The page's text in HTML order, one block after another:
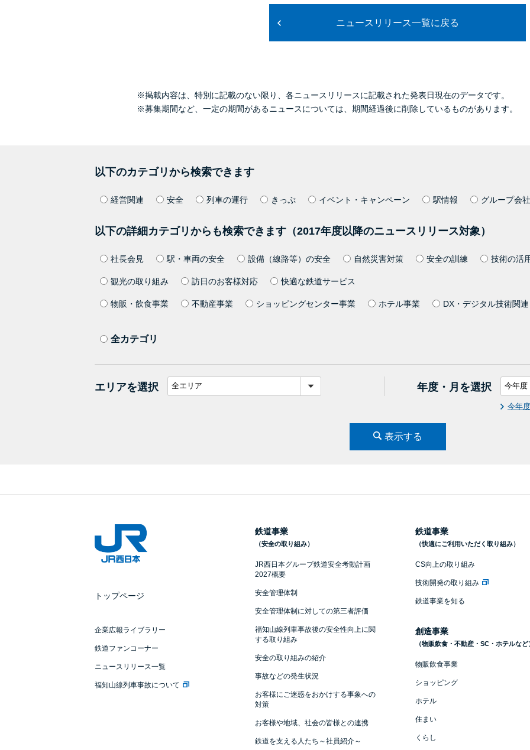
ニュースリリース一覧に戻る
※掲載内容は、特別に記載のない限り、各ニュースリリースに記載された発表日現在のデータです。
※募集期間など、一定の期間があるニュースについては、期間経過後に削除しているものがあります。
以下のカテゴリから検索できます
経営関連 安全 列車の運行 きっぷ イベント・キャンペーン 駅情報 グループ会社
以下の詳細カテゴリからも検索できます（2017年度以降のニュースリリース対象）
社長会見 駅・車両の安全 設備（線路等）の安全 自然災害対策 安全の訓練 技術の活
観光の取り組み 訪日のお客様対応 快適な鉄道サービス
物販・飲食事業 不動産事業 ショッピングセンター事業 ホテル事業 DX・デジタル技術関連
全カテゴリ
エリアを選択 年度・月を選択
今年
表示する
トップページ
鉄道事業
（安全の取り組み）
JR西日本グループ鉄道安全考動計画
2027概要
安全管理体制
安全管理体制に対しての第三者評価
福知山線列車事故後の安全性向上に関
する取り組み
安全の取り組みの紹介
事故などの発生状況
お客様にご迷惑をおかけする事象への
対策
お客様や地域、社会の皆様との連携
鉄道を支える人たち～社員紹介～
鉄道事業
（快適にご利用いただく取り組み）
CS向上の取り組み
技術開発の取り組み
鉄道事業を知る
創造事業
（物販飲食・不動産・SC・ホテルなど
物販飲食事業
ショッピング
ホテル
住まい
くらし
企業広報ライブラリー
鉄道ファンコーナー
ニュースリリース一覧
福知山線列車事故について